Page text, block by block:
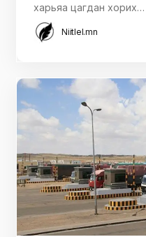
харьяа цагдан хорих…
Niitlel.mn